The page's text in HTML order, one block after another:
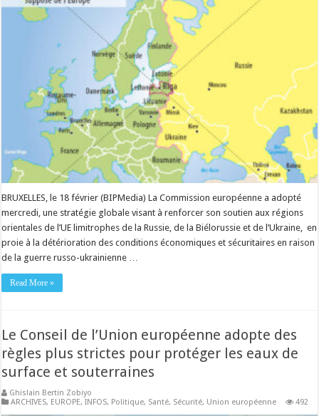
BRUXELLES, le 18 février (BIPMedia) La Commission européenne a adopté
mercredi, une stratégie globale visant à renforcer son soutien aux régions
orientales de l’UE limitrophes de la Russie, de la Biélorussie et de l’Ukraine, en
proie à la détérioration des conditions économiques et sécuritaires en raison
de la guerre russo-ukrainienne …
Read More »
Le Conseil de l’Union européenne adopte des
règles plus strictes pour protéger les eaux de
surface et souterraines
Ghislain Bertin Zobiyo
ARCHIVES, EUROPE,INFOS, Politique, Santé, Sécurité, Union européenne 492